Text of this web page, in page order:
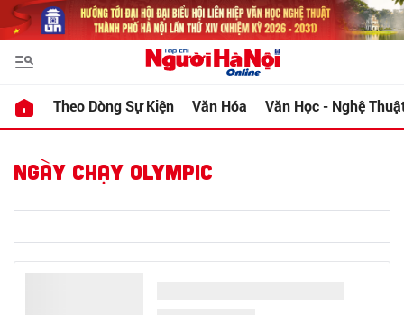
Theo Dòng Sự Kiện Văn Hóa Văn Học - Nghệ
NGÀY CHẠY OLYMPIC